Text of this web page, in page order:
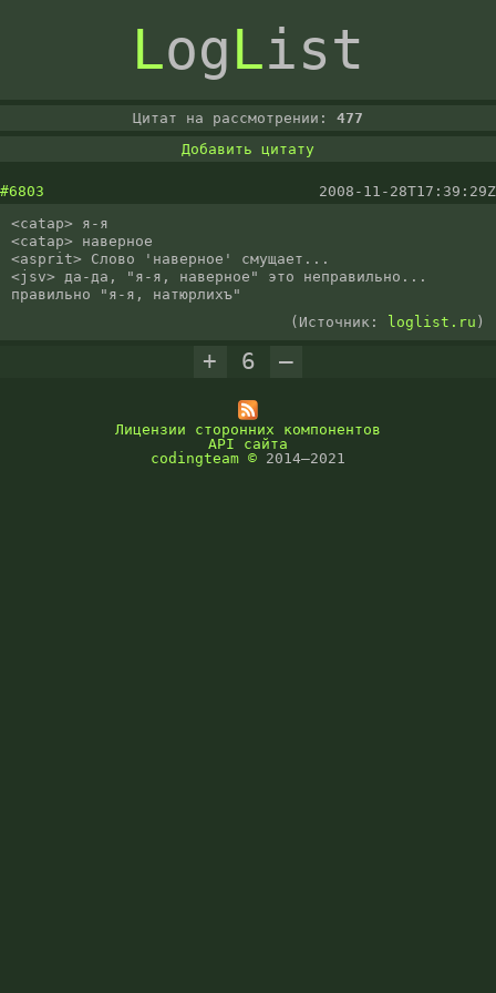
LogList
Цитат на рассмотрении: 477
Добавить цитату
#6803
2008-11-28T17:39:29Z
<catap> я-я
<catap> наверное
<asprit> Слово 'наверное' смущает...
<jsv> да-да, "я-я, наверное" это неправильно...
правильно "я-я, натюрлихъ"
(Источник:
loglist.ru )
+ 6 –
Лицензии сторонних компонентов
API сайта
codingteam © 2014–2021